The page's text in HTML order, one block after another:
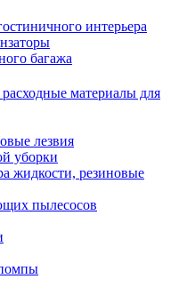
интерьера
багажа
материалы для
лезвия
уборки
жидкости, резиновые
пылесосов